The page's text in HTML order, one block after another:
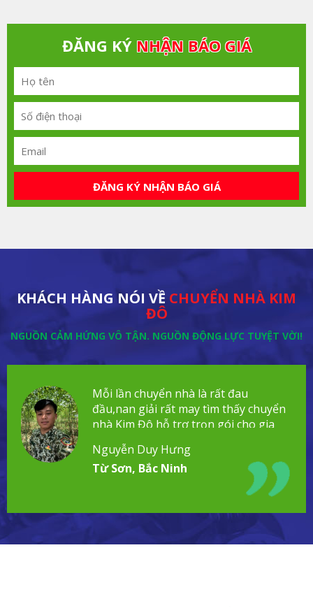
ĐĂNG KÝ NHẬN BÁO GIÁ
ĐĂNG KÝ NHẬN BÁO GIÁ
KHÁCH HÀNG NÓI VỀ CHUYỂN NHÀ KIM
ĐÔ
NGUỒN CẢM HỨNG VÔ TẬN. NGUỒN ĐỘNG LỰC TUYỆT VỜI!
Mỗi lần chuyển nhà là rất đau
đầu,nan giải rất may tìm thấy chuyển
nhà Kim Đô hỗ trợ trọn gói cho gia
Nguyễn Duy Hưng
Từ Sơn, Bắc Ninh